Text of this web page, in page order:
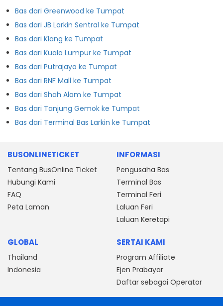
Bas dari Greenwood ke Tumpat
Bas dari JB Larkin Sentral ke Tumpat
Bas dari Klang ke Tumpat
Bas dari Kuala Lumpur ke Tumpat
Bas dari Putrajaya ke Tumpat
Bas dari RNF Mall ke Tumpat
Bas dari Shah Alam ke Tumpat
Bas dari Tanjung Gemok ke Tumpat
Bas dari Terminal Bas Larkin ke Tumpat
BUSONLINETICKET
Tentang BusOnline Ticket
Hubungi Kami
FAQ
Peta Laman
INFORMASI
Pengusaha Bas
Terminal Bas
Terminal Feri
Laluan Feri
Laluan Keretapi
GLOBAL
Thailand
Indonesia
SERTAI KAMI
Program Affiliate
Ejen Prabayar
Daftar sebagai Operator